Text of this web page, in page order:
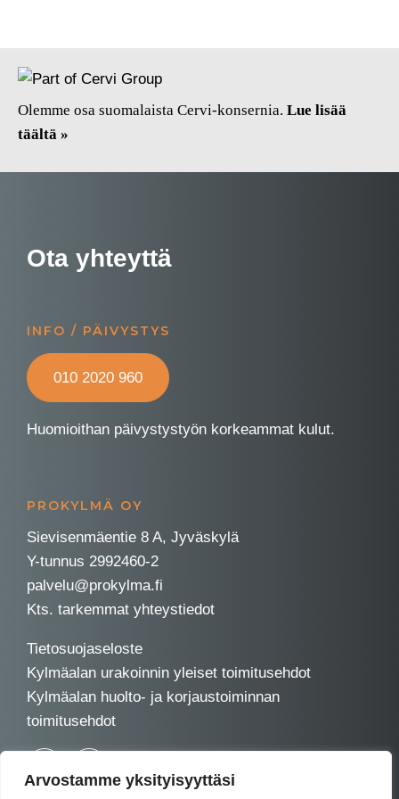
Arvostamme yksityisyyttäsi
Olemme osa suomalaista Cervi-konsernia. Lue lisää
täältä »
Ota yhteyttä
INFO / PÄIVYSTYS
010 2020 960
Huomioithan päivystystyön korkeammat kulut.
PROKYLMÄ OY
Sievisenmäentie 8 A, Jyväskylä
Y-tunnus 2992460-2
palvelu@prokylma.fi
Kts. tarkemmat yhteystiedot
Tietosuojaseloste
Kylmäalan urakoinnin yleiset toimitusehdot
Kylmäalan huolto- ja korjaustoiminnan
toimitusehdot